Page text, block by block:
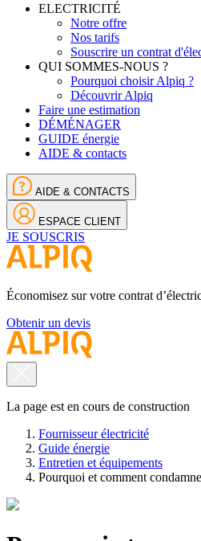
ELECTRICITÉ
Notre offre
Nos tarifs
Souscrire un contrat
QUI SOMMES-NOUS ?
Pourquoi choisir Alpiq ?
Découvrir Alpiq
Faire une estimation
DÉMÉNAGER
GUIDE énergie
AIDE & contacts
AIDE & CONTACTS
ESPACE CLIENT
JE SOUSCRIS
Économisez sur votre contrat
Obtenir un devis
La page est en cours de construction
Fournisseur électricité
Guide énergie
Entretien et équipements
Pourquoi et comment